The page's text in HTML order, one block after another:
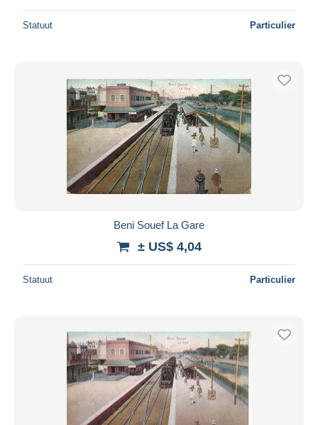
Statuut Particulier
Beni Souef La Gare
± US$ 4,04
Statuut Particulier